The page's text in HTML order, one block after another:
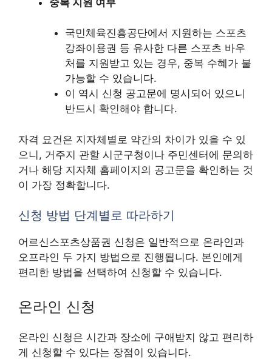
국민체육진흥공단에서 지원하는 스포츠
강좌이용권 등 유사한 다른 스포츠 바우
처를 지원받고 있는 경우, 중복 수혜가 불
가능할 수 있습니다.
이 역시 신청 공고문에 명시되어 있으니
반드시 확인해야 합니다.
자격 요건은 지자체별로 약간의 차이가 있을 수 있
으니, 거주지 관할 시군구청이나 주민센터에 문의하
거나 해당 지자체 홈페이지의 공고문을 확인하는 것
이 가장 정확합니다.
신청 방법 단계별로 따라하기
어르신스포츠상품권 신청은 일반적으로 온라인과
오프라인 두 가지 방법으로 진행됩니다. 본인에게
편리한 방법을 선택하여 신청할 수 있습니다.
온라인 신청
온라인 신청은 시간과 장소에 구애받지 않고 편리하
게 신청할 수 있다는 장점이 있습니다.